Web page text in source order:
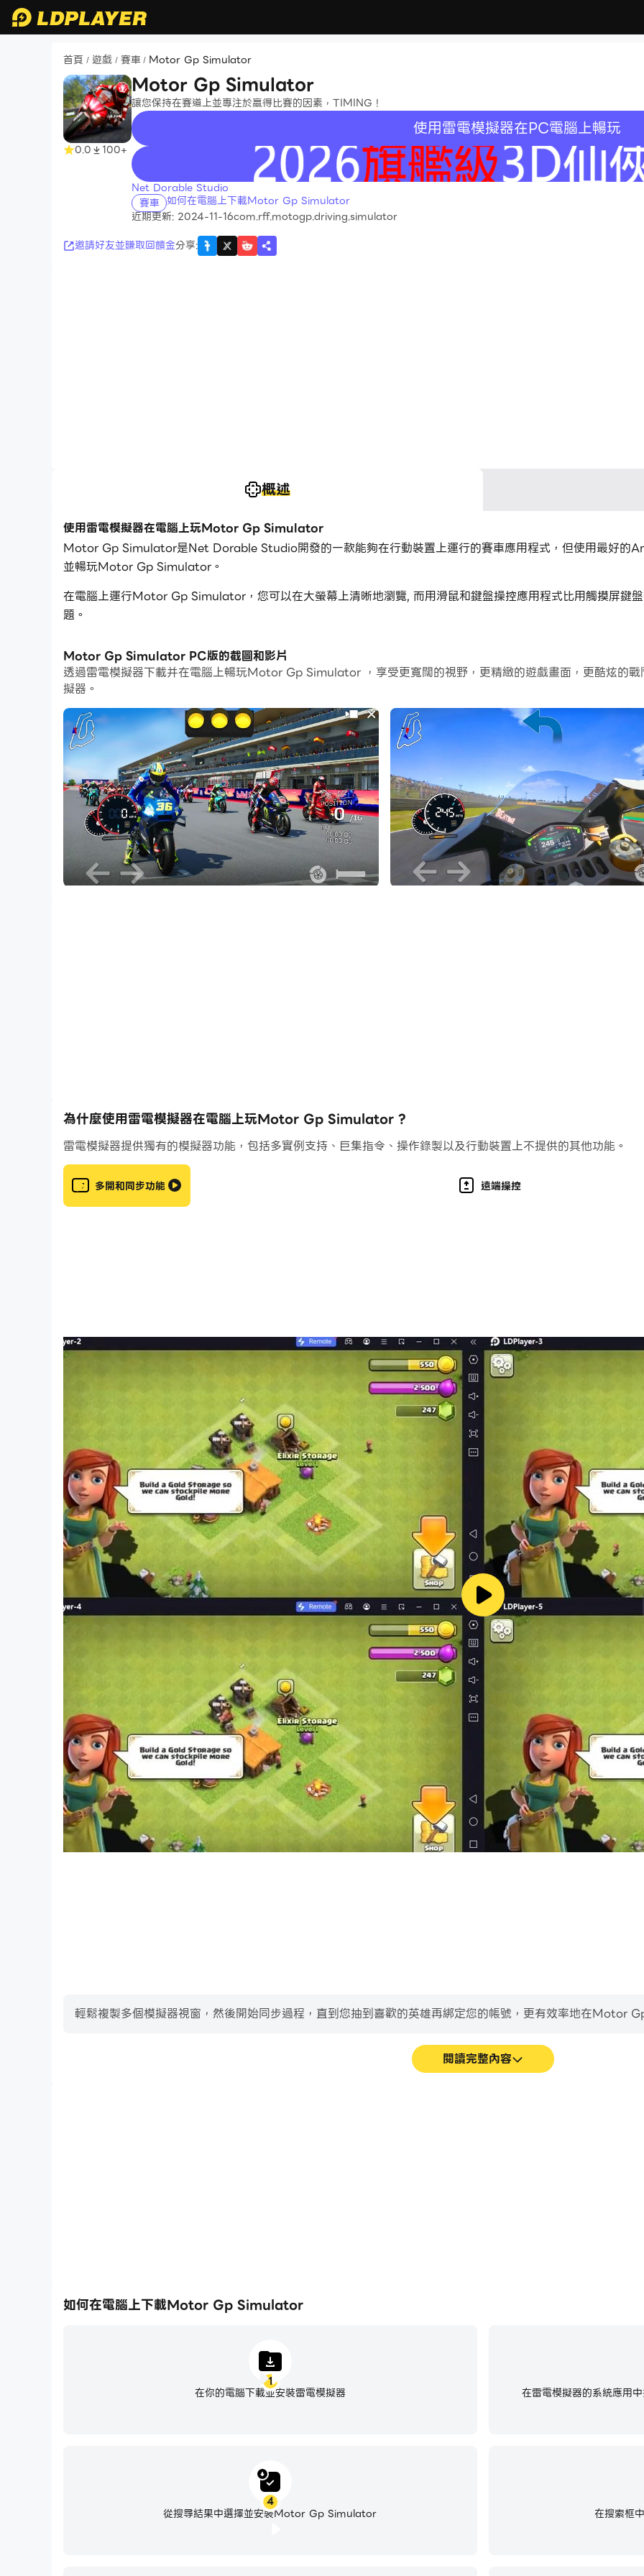
首頁 / 遊戲 / 賽車 / Motor Gp Simulator
0.0 100+
Motor Gp Simulator
讓您保持在賽道上並專注於贏得比賽的因素，TIMING！
使用雷電模擬器在PC電腦上暢玩
recommend
Net Dorable Studio
賽車 如何在電腦上下載Motor Gp Simulator
近期更新: 2024-11-16com.rff.motogp.driving.simulator
邀請好友並賺取回饋金分享:
概述
使用雷電模擬器在電腦上玩Motor Gp Simulator
Motor Gp Simulator是Net Dorable Studio開發的一款能夠在行動裝置上運行的賽車應用程式，但使用最好的
並暢玩Motor Gp Simulator。
在電腦上運行Motor Gp Simulator，您可以在大螢幕上清晰地瀏覽, 而用滑鼠和鍵盤操控應用程式比用觸摸屏鍵
題。
通過多開和同步功能，你甚至可以在PC上運行多個應用程式和帳戶。
而文件互傳功能讓分享圖像、影片和文件也變得非常容易。
下載Motor Gp Simulator並在PC上運行。享受PC端的大螢幕和高畫質畫質吧!
這是一款摩托車賽車遊戲，它會讓您保持在賽道上並專注於贏得比賽的 TIMING！剎車正時和油門正時。在這款
的車手參加比賽，與他們一起登上 Fan World Championship 的領獎台，或者定制你自己的自行車，以最高分挑
啟動引擎，踩下油門，體驗駕馭 200 馬力野獸的快感。與精英車手並駕齊驅，贏得世界冠軍。現在準備好迎接腎
騁，贏得勝利！
控制著重於贏得比賽的因素：計時剎車到彎道和加速時你的油門。我們使遊戲變得簡單易行，因此每個人都可以
遊戲特色：
Motor Gp Simulator PC版的截圖和影片
透過雷電模擬器下載并在電腦上暢玩Motor Gp Simulator ，享受更寬闊的視野，更精緻的遊戲畫面，更酷炫的
擬器。
為什麼使用雷電模擬器在電腦上玩Motor Gp Simulator ?
雷電模擬器提供獨有的模擬器功能，包括多實例支持、巨集指令、操作錄製以及行動裝置上不提供的其他功能。
多開和同步功能 遠端操控
輕鬆複製多個模擬器視窗，然後開始同步過程，直到您抽到喜歡的英雄再綁定您的帳號，更有效率地在Motor
閱讀完整內容
如何在電腦上下載Motor Gp Simulator
1
在你的電腦下載並安裝雷電模擬器 在雷電模擬器的系統應用
在搜索框
4
從搜尋結果中選擇並安裝Motor Gp Simulator